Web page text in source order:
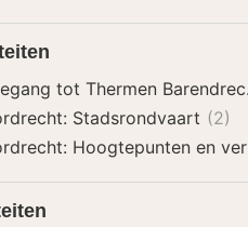
tot Thermen
Stadsrondvaart (2)
Hoogtepunten en